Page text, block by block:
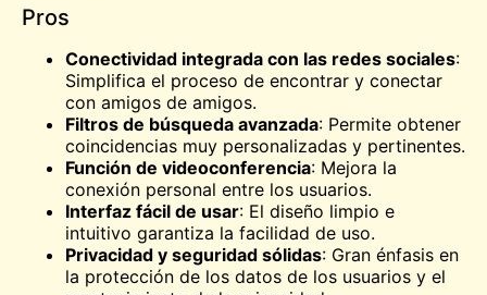
Pros
Conectividad integrada con las redes sociales:
Simplifica el proceso de encontrar y conectar
con amigos de amigos.
Filtros de búsqueda avanzada: Permite obtener
coincidencias muy personalizadas y pertinentes.
Función de videoconferencia: Mejora la
conexión personal entre los usuarios.
Interfaz fácil de usar: El diseño limpio e
intuitivo garantiza la facilidad de uso.
Privacidad y seguridad sólidas: Gran énfasis en
la protección de los datos de los usuarios y el